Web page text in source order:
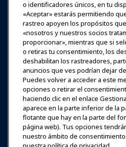
Premios Carreras
Expos y Eventos
Noticias y Funworld
Educación
Seguridad y protección
o identificadores únicos, en tu
«Aceptar» estarás permitiendo
rastreo apoyen los propósitos
«nosotros y nuestros socios
proporcionar», mientras que si
o retiras tu consentimiento, los
deshabilitan los rastreadores,
anuncios que ves podrían dejar
Puedes volver a acceder a este
opciones o retirar el
haciendo clic en el enlace
aparece en la parte inferior de la
flotante que hay en la parte del
página web). Tus opciones
nuestro ámbito de